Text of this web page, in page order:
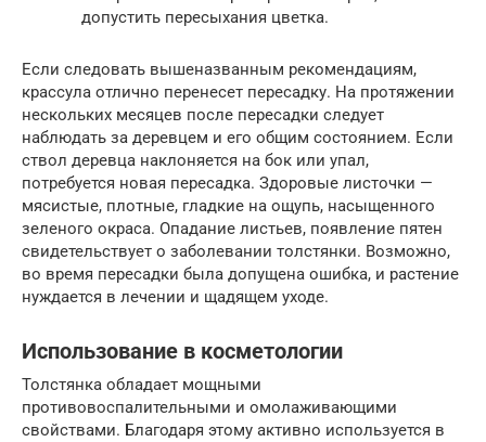
допустить пересыхания цветка.
Если следовать вышеназванным рекомендациям,
крассула отлично перенесет пересадку. На протяжении
нескольких месяцев после пересадки следует
наблюдать за деревцем и его общим состоянием. Если
ствол деревца наклоняется на бок или упал,
потребуется новая пересадка. Здоровые листочки —
мясистые, плотные, гладкие на ощупь, насыщенного
зеленого окраса. Опадание листьев, появление пятен
свидетельствует о заболевании толстянки. Возможно,
во время пересадки была допущена ошибка, и растение
нуждается в лечении и щадящем уходе.
Использование в косметологии
Толстянка обладает мощными
противовоспалительными и омолаживающими
свойствами. Благодаря этому активно используется в